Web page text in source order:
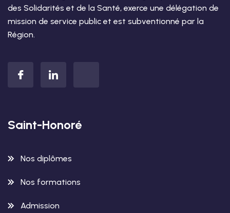
des Solidarités et de la Santé, exerce une délégation de
mission de service public et est subventionné par la
Région.
Saint-Honoré
Nos diplômes
Nos formations
Admission